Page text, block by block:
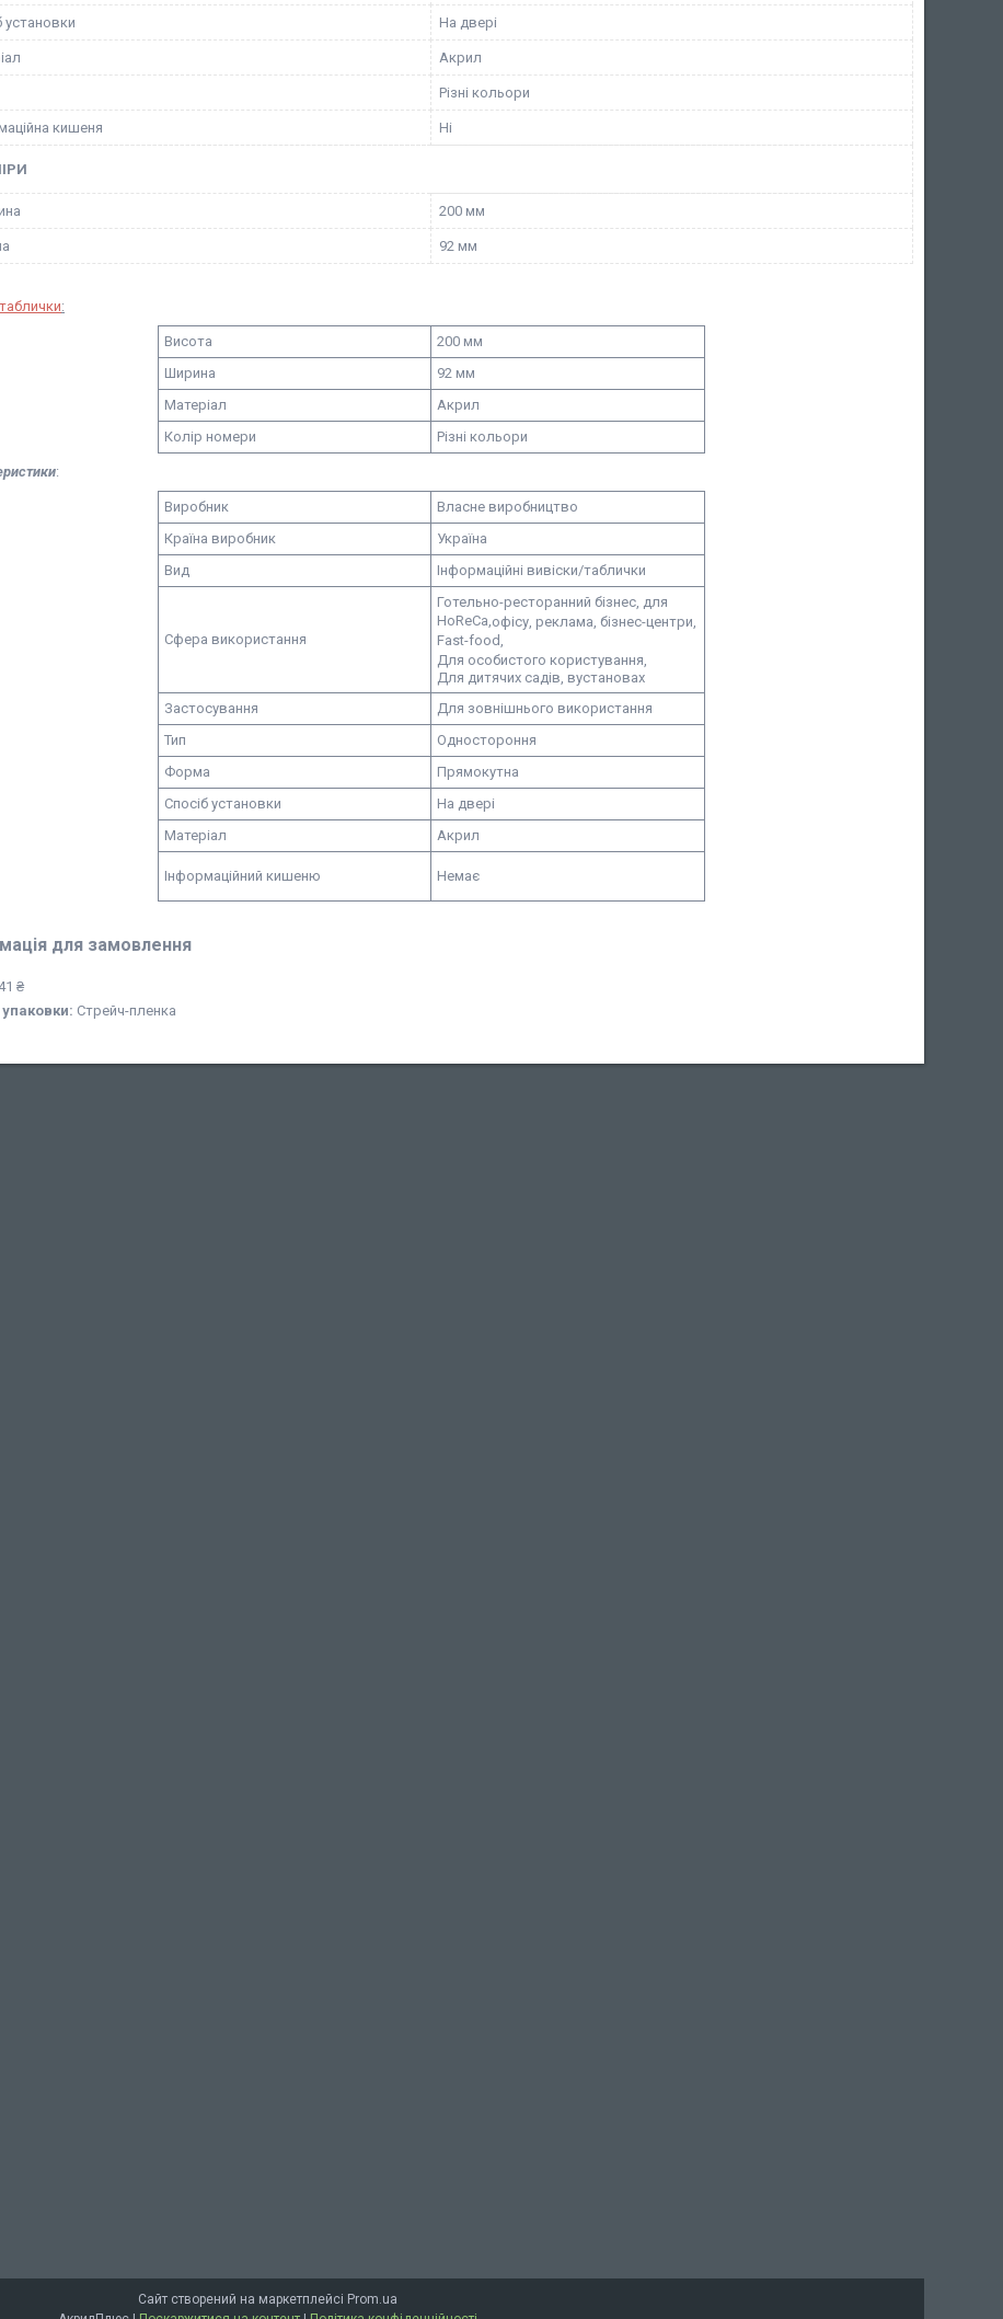
установки На двері
Акрил
Різні кольори
кишеня Ні
200 мм
92 мм
таблички:
Висота
200 мм
Ширина
92 мм
Матеріал
Акрил
Колір номери
Різні кольори
:
Виробник
Власне виробництво
Країна виробник
Україна
Вид
Інформаційні вивіски/таблички
Сфера використання
Готельно-ресторанний бізнес, для
офісу, реклама, бізнес-центри,
HoReCa,
Fast-food,
Для особистого користування,
Для дитячих садів, вустановах
Застосування
Для зовнішнього використання
Тип
Одностороння
Форма
Прямокутна
Спосіб установки
На двері
Матеріал
Акрил
Інформаційний кишеню Немає
для замовлення
₴
Стрейч-пленка
Сайт створений на маркетплейсі Prom.ua